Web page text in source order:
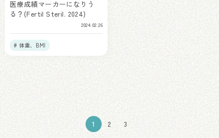
医療成績マーカーになりう
る？(Fertil Steril. 2024)
2024.02.26
# 体重、BMI
の1 2 3